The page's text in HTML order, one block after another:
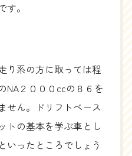
。
り系の方に取っては程
NA２０００ccの８６を
せん。ドリフトベース
トの基本を学ぶ車とし
いったところでしょう